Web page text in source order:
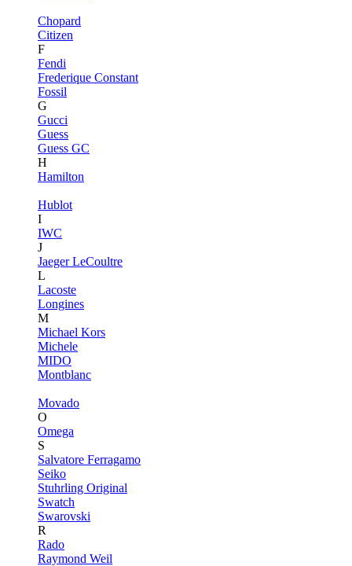
Chopard
Citizen
F
Fendi
Frederique Constant
Fossil
G
Gucci
Guess
Guess GC
H
Hamilton
Hublot
I
IWC
J
Jaeger LeCoultre
L
Lacoste
Longines
M
Michael Kors
Michele
MIDO
Montblanc
Movado
O
Omega
S
Salvatore Ferragamo
Seiko
Stuhrling Original
Swatch
Swarovski
R
Rado
Raymond Weil